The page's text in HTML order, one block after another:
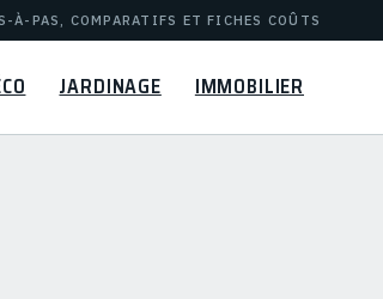
À-PAS, COMPARATIFS ET FICHES COÛTS
JARDINAGE IMMOBILIER